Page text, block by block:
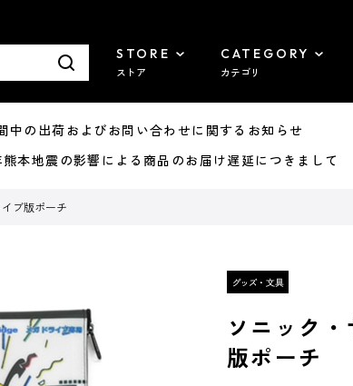
STORE
ストア
CATEGORY
カテゴリ
の出荷およびお問い合わせに関するお知らせ
地震の影響による商品のお届け遅延につきまして
ブ版ポーチ
ソニック
版ポーチ